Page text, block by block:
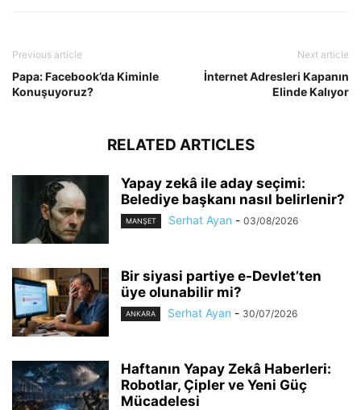
Previous article
Papa: Facebook’da Kiminle
Konuşuyoruz?
Next article
İnternet Adresleri Kapanın
Elinde Kalıyor
RELATED ARTICLES
Yapay zekâ ile aday seçimi:
Belediye başkanı nasıl belirlenir?
MANŞET Serhat Ayan - 03/08/2026
Bir siyasi partiye e-Devlet’ten
üye olunabilir mi?
ANKARA Serhat Ayan - 30/07/2026
Haftanın Yapay Zekâ Haberleri:
Robotlar, Çipler ve Yeni Güç
Mücadelesi